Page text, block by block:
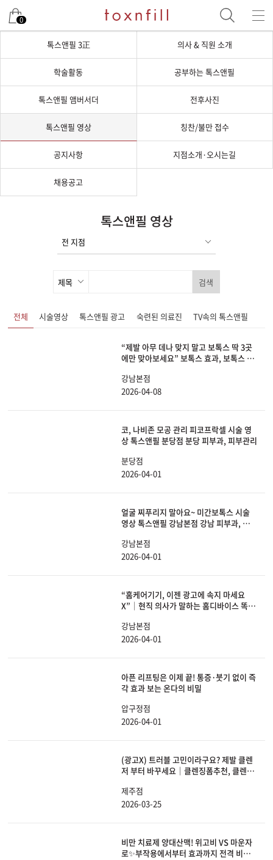
0
톡스앤필 3正 의사 & 직원 소개
학술활동 공부하는 톡스앤필
톡스앤필 앰버서더 전후사진
톡스앤필 영상 칭찬/불만 접수
공지사항 지점소개·오시는길
채용공고
톡스앤필 영상
검색
전체 시술영상 톡스앤필 광고 숙련된 의료진 TV속의 톡스앤필
“제발 아무 데나 맞지 말고 보톡스 딱 3곳
에만 맞아보세요” 보톡스 효과, 보톡스 부
곳까지 딱 알려드리겠습니다.
강남본점
2026-04-08
코, 나비존 모공 관리 피코프락셀 시술 영
상 톡스앤필 분당점 분당 피부과, 피부관리
분당점
2026-04-01
얼굴 찌푸리지 말아요~ 미간보톡스 시술
영상 톡스앤필 강남본점 강남 피부과, 보톡
강남본점
2026-04-01
“홈케어기기, 이젠 광고에 속지 마세요
X”│현직 의사가 말하는 홈디바이스 똑똑
강남본점
2026-04-01
아픈 리프팅은 이제 끝! 통증·붓기 없이 즉
각 효과 보는 온다의 비밀
압구정점
2026-04-01
(광고X) 트러블 고민이라구요? 제발 클렌
저 부터 바꾸세요｜클렌징폼추천, 클렌징
제주점
2026-03-25
비만 치료제 양대산맥! 위고비 VS 마운자
로✨부작용에서부터 효과까지 전격 비교